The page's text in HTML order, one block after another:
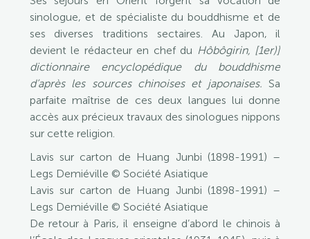
sinologue, et de spécialiste du bouddhisme et de
ses diverses traditions sectaires. Au Japon, il
devient le rédacteur en chef du Hôbôgirin, [1er)]
dictionnaire encyclopédique du bouddhisme
d’après les sources chinoises et japonaises. Sa
parfaite maîtrise de ces deux langues lui donne
accès aux précieux travaux des sinologues nippons
sur cette religion.
Lavis sur carton de Huang Junbi (1898-1991) –
Legs Demiéville © Société Asiatique
Lavis sur carton de Huang Junbi (1898-1991) –
Legs Demiéville © Société Asiatique
De retour à Paris, il enseigne d’abord le chinois à